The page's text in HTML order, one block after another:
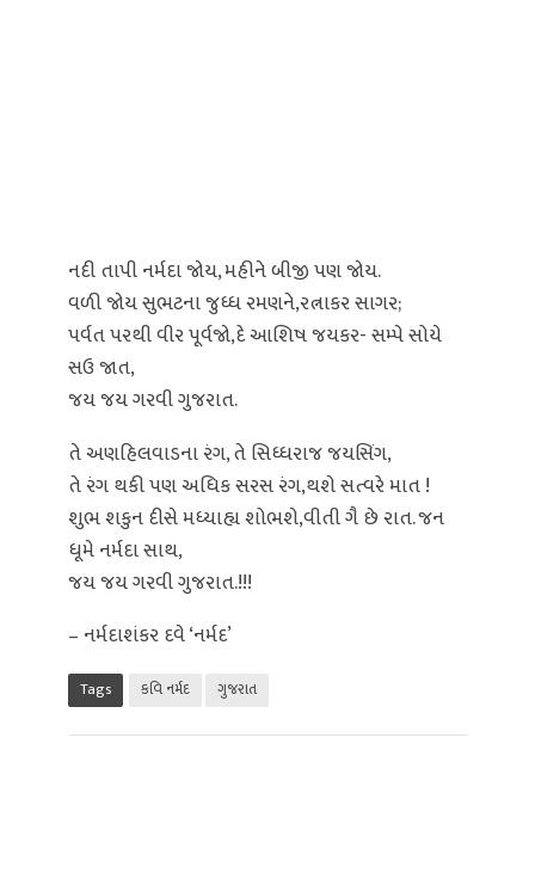
નદી તાપી નર્મદા જોય, મહીને બીજી પણ જોય.
વળી જોય સુભટના જુધ્ધ રમણને,રત્નાકર સાગર;
પર્વત પરથી વીર પૂર્વજો,દે આશિષ જયકર- સમ્પે સોયે
સઉ જાત,
જય જય ગરવી ગુજરાત.
તે અણહિલવાડના રંગ, તે સિધ્ધરાજ જયસિંગ,
તે રંગ થકી પણ અધિક સરસ રંગ,થશે સત્વરે માત !
શુભ શકુન દીસે મધ્યાહ્ય શોભશે,વીતી ગૈ છે રાત. જન
ધૂમે નર્મદા સાથ,
જય જય ગરવી ગુજરાત.!!!
– નર્મદાશંકર દવે ‘નર્મદ’
Tags કવિ નર્મદ ગુજરાત